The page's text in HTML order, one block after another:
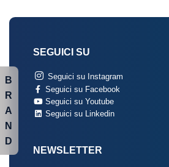
SEGUICI SU
Seguici su Instagram
Seguici su Facebook
Seguici su Youtube
Seguici su Linkedin
NEWSLETTER
B
R
A
N
D